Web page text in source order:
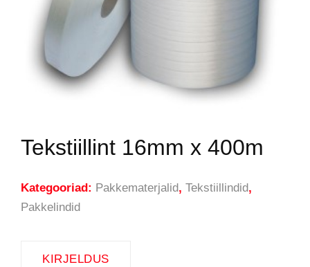
Tekstiillint 16mm x 400m
Kategooriad: Pakkematerjalid, Tekstiillindid,
Pakkelindid
KIRJELDUS